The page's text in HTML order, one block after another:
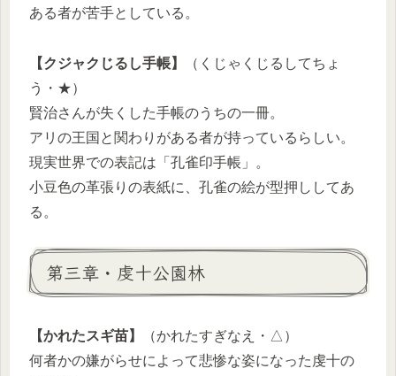
ある者が苦手としている。
【クジャクじるし手帳】
（くじゃくじるしてちょ
う・★）
賢治さんが失くした手帳のうちの一冊。
アリの王国と関わりがある者が持っているらしい。
現実世界での表記は「孔雀印手帳」。
小豆色の革張りの表紙に、孔雀の絵が型押ししてあ
る。
第三章・虔十公園林
【かれたスギ苗】
（かれたすぎなえ・△）
何者かの嫌がらせによって悲惨な姿になった虔十の